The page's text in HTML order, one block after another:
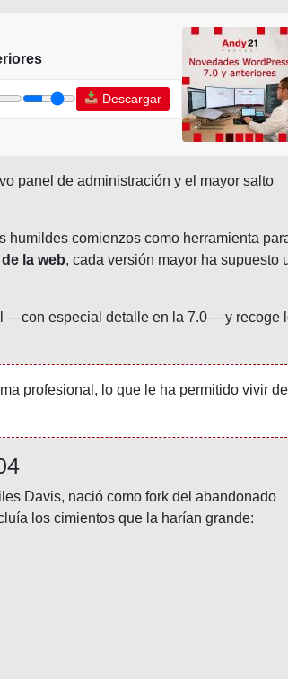
Descargar
panel de administración y el mayor salto
humildes comienzos como herramienta
la web, cada versión mayor ha supuesto
—con especial detalle en la 7.0— y recoge
profesional, lo que le ha permitido vivir de
Davis, nació como fork del abandonado
los cimientos que la harían grande: